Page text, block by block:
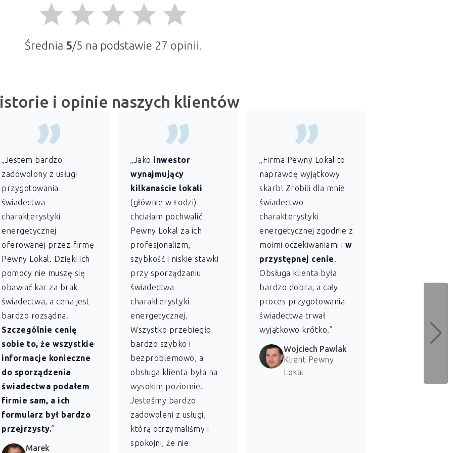
grade grade grade grade grade
Średnia 5/5 na podstawie 27 opinii.
i opinie naszych klientów
„Jestem bardzo
zadowolony z usługi
przygotowania
świadectwa
charakterystyki
energetycznej
oferowanej przez firmę
Pewny Lokal. Dzięki ich
pomocy nie muszę się
obawiać kar za brak
świadectwa, a cena jest
bardzo rozsądna.
Szczególnie cenię
sobie to, że wszystkie
informacje konieczne
do sporządzenia
świadectwa podałem
firmie sam, a ich
formularz był bardzo
przejrzysty.”
Marek
„Jako inwestor
wynajmujący
kilkanaście lokali
(głównie w Łodzi)
chciałam pochwalić
Pewny Lokal za ich
profesjonalizm,
szybkość i niskie stawki
przy sporządzaniu
świadectwa
charakterystyki
energetycznej.
Wszystko przebiegło
bardzo szybko i
bezproblemowo, a
obsługa klienta była na
wysokim poziomie.
Jesteśmy bardzo
zadowoleni z usługi,
którą otrzymaliśmy i
spokojni, że nie
„Firma Pewny Lokal to
naprawdę wyjątkowy
skarb! Zrobili dla mnie
świadectwo
charakterystyki
energetycznej zgodnie z
moimi oczekiwaniami i w
przystępnej cenie.
Obsługa klienta była
bardzo dobra, a cały
proces przygotowania
świadectwa trwał
wyjątkowo krótko.”
Wojciech Pawlak
Klient Pewny
Lokal